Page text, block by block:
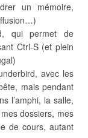
un mémoire,
qui permet de
Ctrl-S (et plein
avec les
mais pendant
l’amphi, la salle,
dossiers, mes
de cours, autant